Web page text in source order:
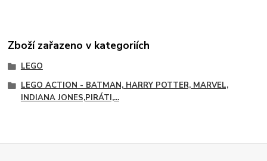
Zboží zařazeno v kategoriích
LEGO
LEGO ACTION - BATMAN, HARRY POTTER, MARVEL,
INDIANA JONES,PIRÁTI,...